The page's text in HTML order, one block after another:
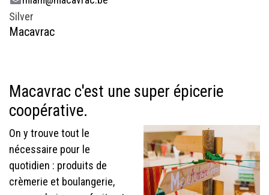
Silver
Macavrac
Macavrac c'est une super épicerie
coopérative.
On y trouve tout le
nécessaire pour le
quotidien : produits de
crèmerie et boulangerie,